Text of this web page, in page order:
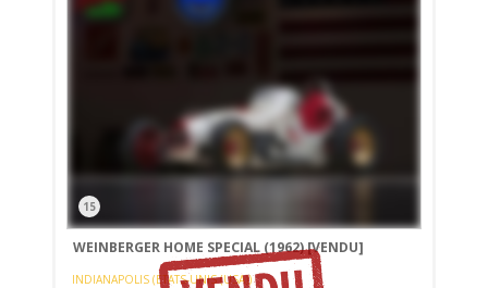
15
WEINBERGER HOME SPECIAL (1962)[VENDU]
INDIANAPOLIS (ETATS-UNIS (USA))